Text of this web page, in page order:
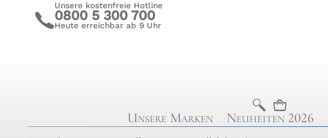
c
Unsere kostenfreie Hotline
0800 5 300 700
Heute erreichbar ab 9 Uhr
b n
Unsere Marken Neuheiten 2026